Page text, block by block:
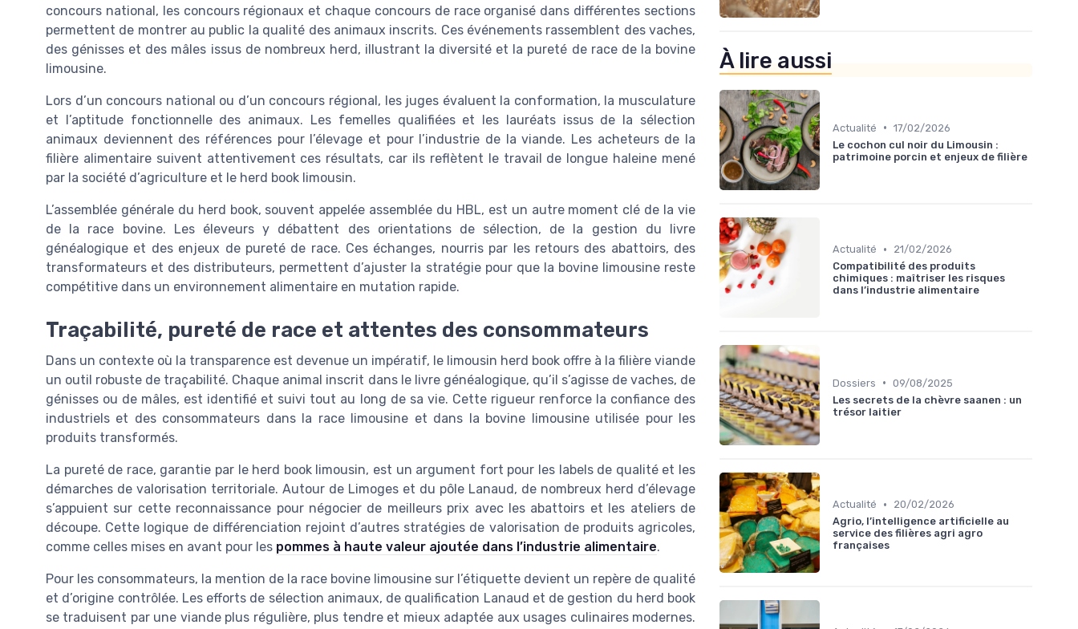
concours national, les concours régionaux et chaque concours de race organisé dans différentes sections
permettent de montrer au public la qualité des animaux inscrits. Ces événements rassemblent des vaches,
des génisses et des mâles issus de nombreux herd, illustrant la diversité et la pureté de race de la bovine
limousine.
Lors d’un concours national ou d’un concours régional, les juges évaluent la conformation, la musculature
et l’aptitude fonctionnelle des animaux. Les femelles qualifiées et les lauréats issus de la sélection
animaux deviennent des références pour l’élevage et pour l’industrie de la viande. Les acheteurs de la
filière alimentaire suivent attentivement ces résultats, car ils reflètent le travail de longue haleine mené
par la société d’agriculture et le herd book limousin.
L’assemblée générale du herd book, souvent appelée assemblée du HBL, est un autre moment clé de la vie
de la race bovine. Les éleveurs y débattent des orientations de sélection, de la gestion du livre
généalogique et des enjeux de pureté de race. Ces échanges, nourris par les retours des abattoirs, des
transformateurs et des distributeurs, permettent d’ajuster la stratégie pour que la bovine limousine reste
compétitive dans un environnement alimentaire en mutation rapide.
Traçabilité, pureté de race et attentes des consommateurs
Dans un contexte où la transparence est devenue un impératif, le limousin herd book offre à la filière viande
un outil robuste de traçabilité. Chaque animal inscrit dans le livre généalogique, qu’il s’agisse de vaches, de
génisses ou de mâles, est identifié et suivi tout au long de sa vie. Cette rigueur renforce la confiance des
industriels et des consommateurs dans la race limousine et dans la bovine limousine utilisée pour les
produits transformés.
La pureté de race, garantie par le herd book limousin, est un argument fort pour les labels de qualité et les
démarches de valorisation territoriale. Autour de Limoges et du pôle Lanaud, de nombreux herd d’élevage
s’appuient sur cette reconnaissance pour négocier de meilleurs prix avec les abattoirs et les ateliers de
découpe. Cette logique de différenciation rejoint d’autres stratégies de valorisation de produits agricoles,
comme celles mises en avant pour les pommes à haute valeur ajoutée dans l’industrie alimentaire.
Pour les consommateurs, la mention de la race bovine limousine sur l’étiquette devient un repère de qualité
et d’origine contrôlée. Les efforts de sélection animaux, de qualification Lanaud et de gestion du herd book
se traduisent par une viande plus régulière, plus tendre et mieux adaptée aux usages culinaires modernes.
À lire aussi
Actualité • 17/02/2026
Le cochon cul noir du Limousin :
patrimoine porcin et enjeux de filière
Actualité •
21/02/2026
Compatibilité des produits
chimiques : maîtriser les risques
dans l’industrie alimentaire
Dossiers • 09/08/2025
Les secrets de la chèvre saanen : un
trésor laitier
Actualité •
20/02/2026
Agrio, l’intelligence artificielle au
service des filières agri agro
françaises